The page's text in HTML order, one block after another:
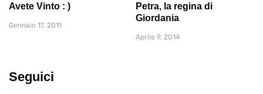
Avete Vinto : )
Gennaio 17, 2011
Petra, la regina di
Giordania
Aprile 9, 2014
Seguici